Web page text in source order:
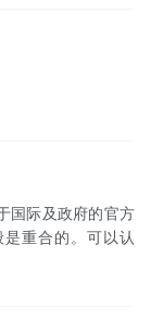
国际及政府的官方
重合的。可以认
闻媒体有：人民